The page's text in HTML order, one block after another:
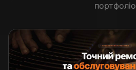
портфоліо